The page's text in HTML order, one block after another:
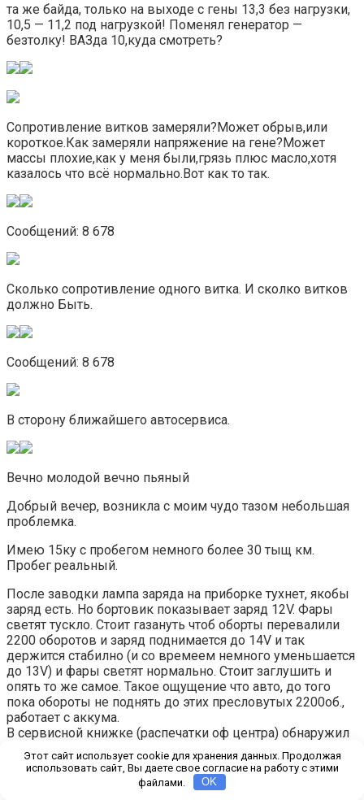
та же байда, только на выходе с гены 13,3 без нагрузки,
10,5 — 11,2 под нагрузкой! Поменял генератор —
безтолку! ВАЗда 10,куда смотреть?
Сопротивление витков замеряли?Может обрыв,или
короткое.Как замеряли напряжение на гене?Может
массы плохие,как у меня были,грязь плюс масло,хотя
казалось что всё нормально.Вот как то так.
Сообщений: 8 678
Cколько сопротивление одного витка. И сколко витков
должно Быть.
Сообщений: 8 678
В сторону ближайшего автосервиса.
Вечно молодой вечно пьяный
Добрый вечер, возникла с моим чудо тазом небольшая
проблемка.
Имею 15ку с пробегом немного более 30 тыщ км.
Пробег реальный.
После заводки лампа заряда на приборке тухнет, якобы
заряд есть. Но бортовик показывает заряд 12V. Фары
светят тускло. Стоит газануть чтоб оборты перевалили
2200 оборотов и заряд поднимается до 14V и так
держится стабилно (и со времеем немного уменьшается
до 13V) и фары светят нормально. Стоит заглушить и
опять то же самое. Такое ощущение что авто, до того
пока обороты не поднять до этих пресловутых 2200об.,
работает с аккума.
В сервисной книжке (распечатки оф центра) обнаружил
что прежний владелец обращался с проблемой разряда
аккума по гарантии, и там рекомендация стоит
проверить плотность и зарядить.
Ремень не свистит натянут нормально.
Этот сайт использует cookie для хранения данных. Продолжая
использовать сайт, Вы даете свое согласие на работу с этими
файлами.
OK